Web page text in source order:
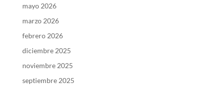
mayo 2026
marzo 2026
febrero 2026
diciembre 2025
noviembre 2025
septiembre 2025